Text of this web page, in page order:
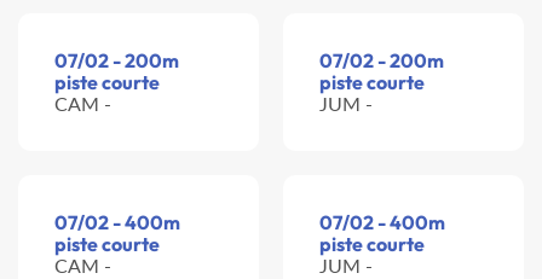
07/02 - 200m
piste courte
CAM -
07/02 - 200m
piste courte
JUM -
07/02 - 400m
piste courte
CAM -
07/02 - 400m
piste courte
JUM -